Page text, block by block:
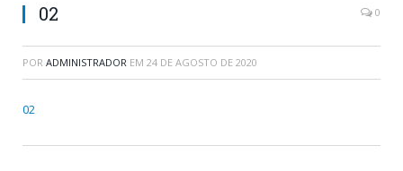
02 0
POR ADMINISTRADOR EM 24 DE AGOSTO DE 2020
02